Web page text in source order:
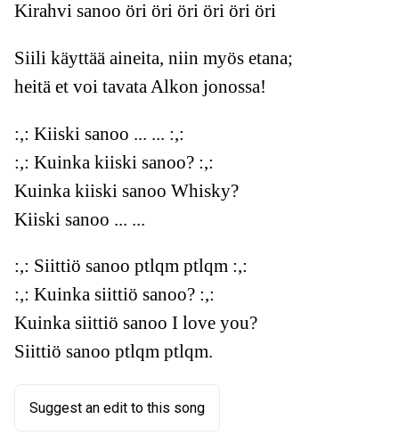
Kirahvi sanoo öri öri öri öri öri öri
Siili käyttää aineita, niin myös etana;
heitä et voi tavata Alkon jonossa!
:,: Kiiski sanoo ... ... :,:
:,: Kuinka kiiski sanoo? :,:
Kuinka kiiski sanoo Whisky?
Kiiski sanoo ... ...
:,: Siittiö sanoo ptlqm ptlqm :,:
:,: Kuinka siittiö sanoo? :,:
Kuinka siittiö sanoo I love you?
Siittiö sanoo ptlqm ptlqm.
Suggest an edit to this song